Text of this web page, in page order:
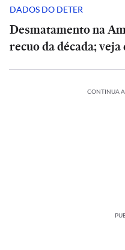
DADOS DO DETER
Desmatamento na
recuo da década;
CONTINUA